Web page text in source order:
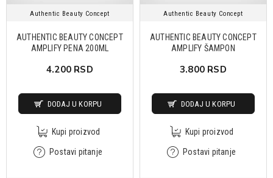
Authentic Beauty Concept
AUTHENTIC BEAUTY CONCEPT
AMPLIFY PENA 200ML
4.200 RSD
DODAJ U KORPU
Kupi proizvod
Postavi pitanje
Authentic Beauty Concept
AUTHENTIC BEAUTY CONCEPT
AMPLIFY ŠAMPON
3.800 RSD
DODAJ U KORPU
Kupi proizvod
Postavi pitanje